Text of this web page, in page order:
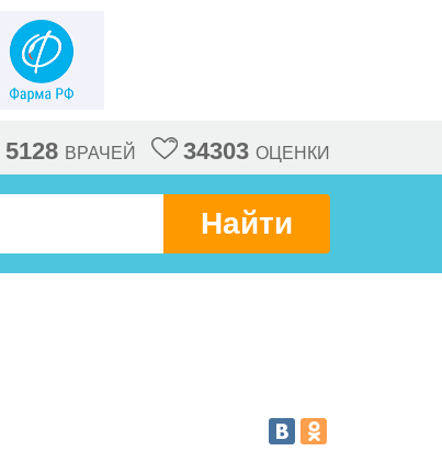
5128 ВРАЧЕЙ 34303 ОЦЕНКИ
Найти